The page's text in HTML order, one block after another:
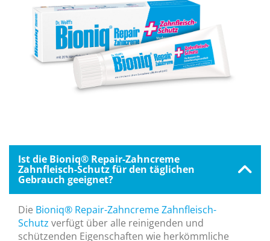
Ist die Bioniq® Repair-Zahncreme
Zahnfleisch-Schutz für den täglichen
Gebrauch geeignet?
Die Bioniq® Repair-Zahncreme Zahnfleisch-
Schutz verfügt über alle reinigenden und
schützenden Eigenschaften wie herkömmliche